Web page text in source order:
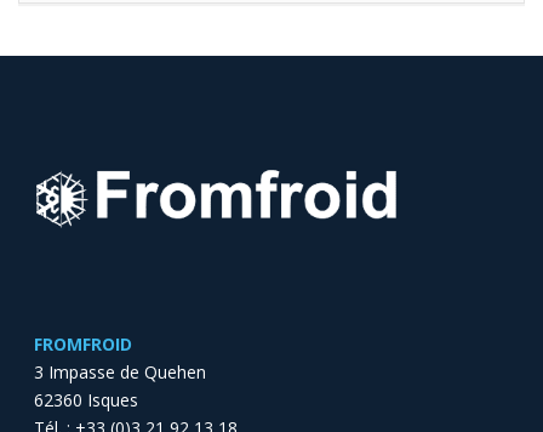
FROMFROID
3 Impasse de Quehen
62360 Isques